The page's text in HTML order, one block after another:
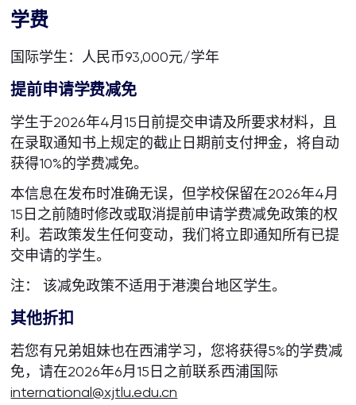
学费
国际学生：人民币93,000元/学年
提前申请学费减免
学生于2026年4月15日前提交申请及所要求材料，且
在录取通知书上规定的截止日期前支付押金，将自动
获得10%的学费减免。
本信息在发布时准确无误，但学校保留在2026年4月
15日之前随时修改或取消提前申请学费减免政策的权
利。若政策发生任何变动，我们将立即通知所有已提
交申请的学生。
注： 该减免政策不适用于港澳台地区学生。
其他折扣
若您有兄弟姐妹也在西浦学习，您将获得5%的学费减
免，请在2026年6月15日之前联系西浦国际
international@xjtlu.edu.cn